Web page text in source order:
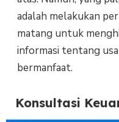
adalah melakukan
matang untuk
informasi tentang
bermanfaat.
Konsultasi